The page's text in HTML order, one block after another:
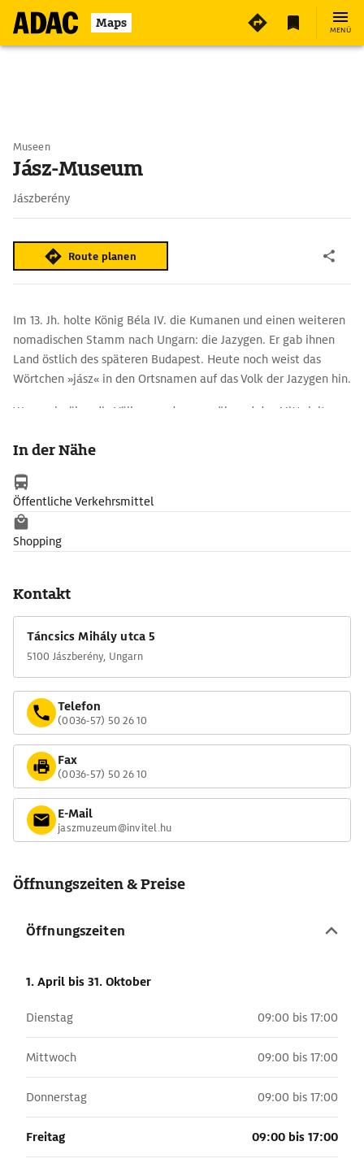
Maps MENÜ
Museen
Jász-Museum
Jászberény
Route planen
Im 13. Jh. holte König Béla IV. die Kumanen und einen weiteren
nomadischen Stamm nach Ungarn: die Jazygen. Er gab ihnen
Land östlich des späteren Budapest. Heute noch weist das
Wörtchen »jász« in den Ortsnamen auf das Volk der Jazygen hin.
Wer mehr über die Völkerwanderung während des Mittelalters
Museum. Dort findet sich auch als wertvollstes Exponat - ein
Gefangenschaft geratenen Magyarenfürsten Lehel gehört
haben soll.
In der Nähe
Öffentliche Verkehrsmittel
Shopping
Kontakt
Táncsics Mihály utca 5
5100 Jászberény, Ungarn
Telefon
(0036-57) 50 26 10
Fax
(0036-57) 50 26 10
E-Mail
jaszmuzeum@invitel.hu
Öffnungszeiten & Preise
Öffnungszeiten
1. April bis 31. Oktober
Dienstag 09:00 bis 17:00
Mittwoch 09:00 bis 17:00
Donnerstag 09:00 bis 17:00
Freitag 09:00 bis 17:00